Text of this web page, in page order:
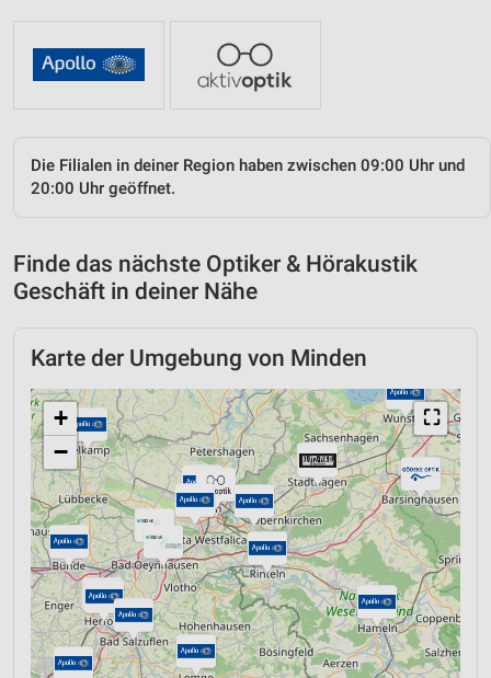
Die Filialen in deiner Region haben zwischen 09:00 Uhr und
20:00 Uhr geöffnet.
Finde das nächste Optiker & Hörakustik
Geschäft in deiner Nähe
Karte der Umgebung von Minden
⛶
+
−